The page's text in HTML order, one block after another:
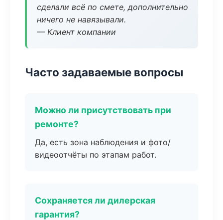
сделали всё по смете, дополнительно
ничего не навязывали.
— Клиент компании
Часто задаваемые вопросы
Можно ли присутствовать при
ремонте?
Да, есть зона наблюдения и фото/
видеоотчёты по этапам работ.
Сохраняется ли дилерская
гарантия?